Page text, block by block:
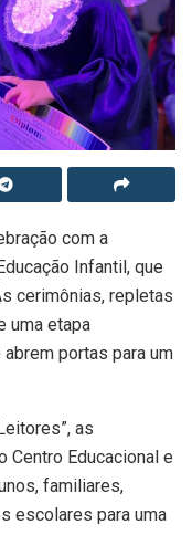
com a
Infantil, que
cerimônias, repletas
uma etapa
portas para um
as
Centro Educacional e
familiares,
escolares para uma